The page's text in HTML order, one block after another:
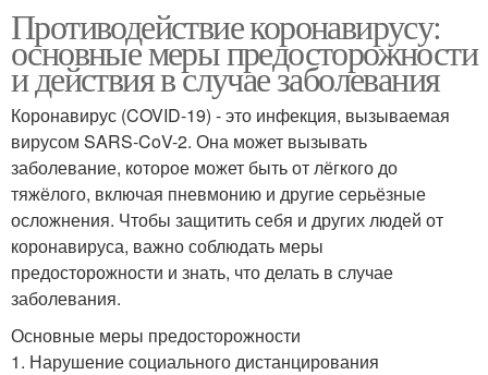
Противодействие коронавирусу:
основные меры предосторожности
и действия в случае заболевания
Коронавирус (COVID-19) - это инфекция, вызываемая
вирусом SARS-CoV-2. Она может вызывать
заболевание, которое может быть от лёгкого до
тяжёлого, включая пневмонию и другие серьёзные
осложнения. Чтобы защитить себя и других людей от
коронавируса, важно соблюдать меры
предосторожности и знать, что делать в случае
заболевания.
Основные меры предосторожности
1. Нарушение социального дистанцирования